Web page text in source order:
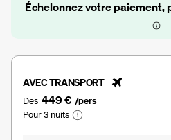
Échelonnez votre paiement,
AVEC TRANSPORT
Dès 449 € /pers
Pour 3 nuits